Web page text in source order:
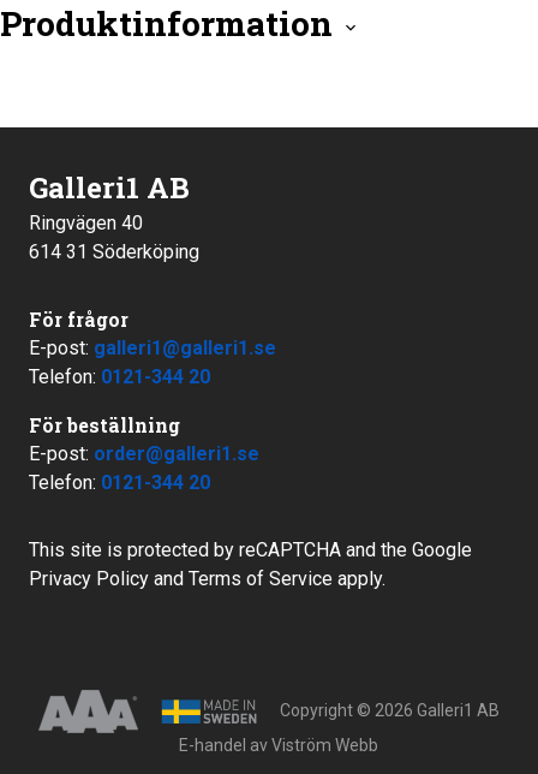
Produktinformation
Galleri1 AB
Ringvägen 40
614 31 Söderköping
För frågor
E-post: galleri1@galleri1.se
Telefon: 0121-344 20
För beställning
E-post: order@galleri1.se
Telefon: 0121-344 20
This site is protected by reCAPTCHA and the Google
Privacy Policy and Terms of Service apply.
Copyright © 2026 Galleri1 AB
E-handel avViström Webb